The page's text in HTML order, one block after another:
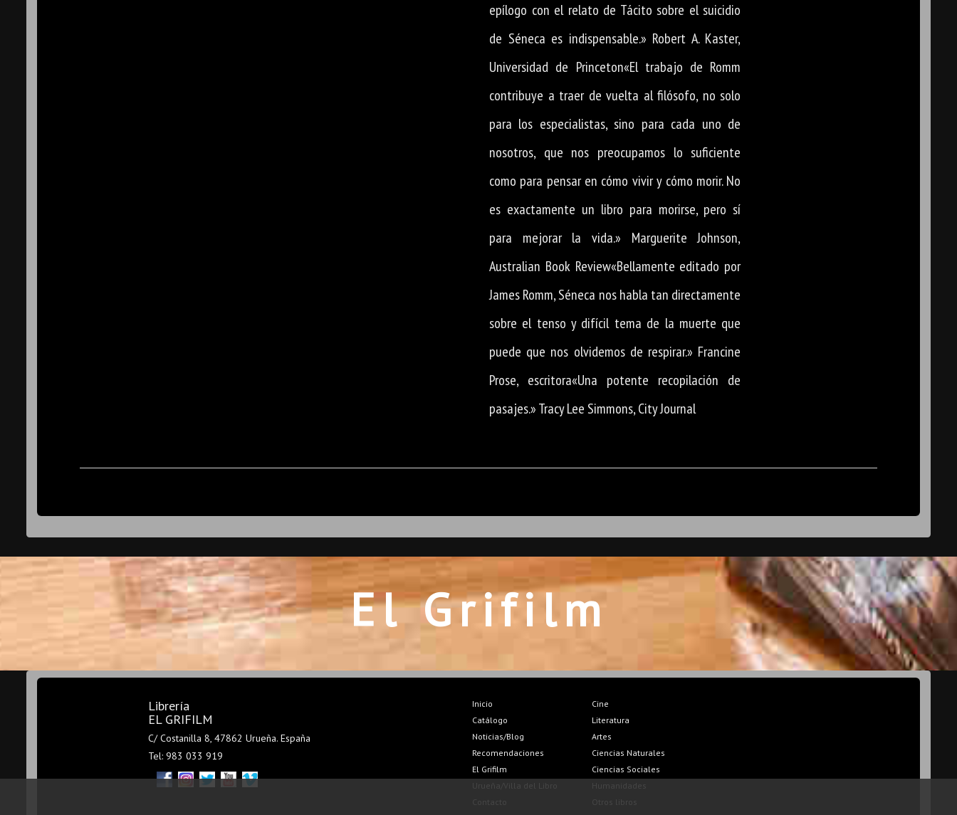
epílogo con el relato de Tácito sobre el suicidio
de Séneca es indispensable.» Robert A. Kaster,
Universidad de Princeton«El trabajo de Romm
contribuye a traer de vuelta al filósofo, no solo
para los especialistas, sino para cada uno de
nosotros, que nos preocupamos lo suficiente
como para pensar en cómo vivir y cómo morir. No
es exactamente un libro para morirse, pero sí
para mejorar la vida.» Marguerite Johnson,
Australian Book Review«Bellamente editado por
James Romm, Séneca nos habla tan directamente
sobre el tenso y difícil tema de la muerte que
puede que nos olvidemos de respirar.» Francine
Prose, escritora«Una potente recopilación de
pasajes.» Tracy Lee Simmons, City Journal
El Grifilm
Librería
EL GRIFILM
C/ Costanilla 8, 47862 Urueña. España
Tel: 983 033 919
Inicio
Catálogo
Noticias/Blog
Recomendaciones
El Grifilm
Urueña/Villa del Libro
Contacto
Cine
Literatura
Artes
Ciencias Naturales
Ciencias Sociales
Humanidades
Otros libros